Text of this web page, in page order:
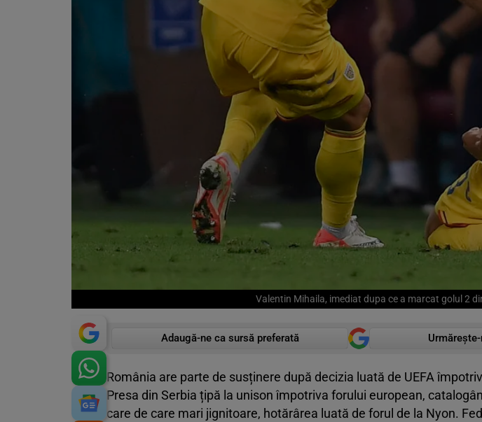
Valentin Mihaila, imediat dupa ce a marcat golul 2
Adaugă-ne ca sursă preferată
România are parte de susținere după decizia luată de UEFA
Presa din Serbia țipă la unison împotriva forului european,
care de care mari jignitoare, hotărârea luată de forul de la Nyon.